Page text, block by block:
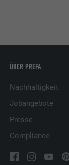
ÜBER PREFA
Nachhaltigkeit
Jobangebote
Presse
Compliance
Anbieter